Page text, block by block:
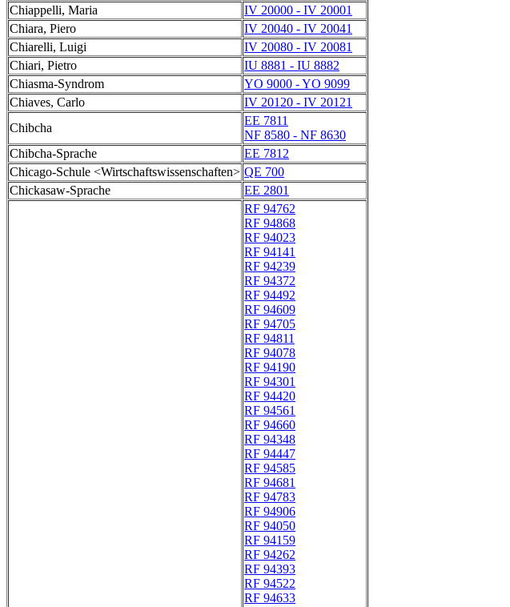
Chiappelli, Maria
IV 20000 - IV 20001
Chiara, Piero
IV 20040 - IV 20041
Chiarelli, Luigi
IV 20080 - IV 20081
Chiari, Pietro
IU 8881 - IU 8882
Chiasma-Syndrom
YO 9000 - YO 9099
Chiaves, Carlo
IV 20120 - IV 20121
Chibcha
EE 7811
NF 8580 - NF 8630
Chibcha-Sprache
EE 7812
Chicago-Schule <Wirtschaftswissenschaften> QE 700
Chickasaw-Sprache
EE 2801
RF 94762
RF 94868
RF 94023
RF 94141
RF 94239
RF 94372
RF 94492
RF 94609
RF 94705
RF 94811
RF 94078
RF 94190
RF 94301
RF 94420
RF 94561
RF 94660
RF 94348
RF 94447
RF 94585
RF 94681
RF 94783
RF 94906
RF 94050
RF 94159
RF 94262
RF 94393
RF 94522
RF 94633